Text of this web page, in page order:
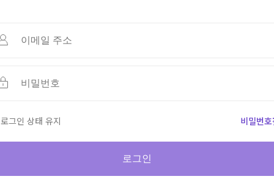
로그인 상태 유지 비밀번
로그인